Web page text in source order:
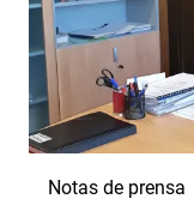
Notas de prensa